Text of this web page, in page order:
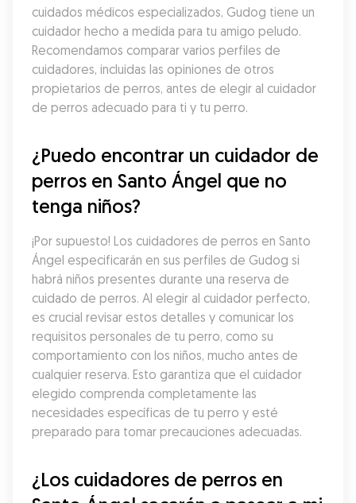
cuidados médicos especializados, Gudog tiene un
cuidador hecho a medida para tu amigo peludo.
Recomendamos comparar varios perfiles de
cuidadores, incluidas las opiniones de otros
propietarios de perros, antes de elegir al cuidador
de perros adecuado para ti y tu perro.
¿Puedo encontrar un cuidador de
perros en Santo Ángel que no
tenga niños?
¡Por supuesto! Los cuidadores de perros en Santo
Ángel especificarán en sus perfiles de Gudog si
habrá niños presentes durante una reserva de
cuidado de perros. Al elegir al cuidador perfecto,
es crucial revisar estos detalles y comunicar los
requisitos personales de tu perro, como su
comportamiento con los niños, mucho antes de
cualquier reserva. Esto garantiza que el cuidador
elegido comprenda completamente las
necesidades específicas de tu perro y esté
preparado para tomar precauciones adecuadas.
¿Los cuidadores de perros en